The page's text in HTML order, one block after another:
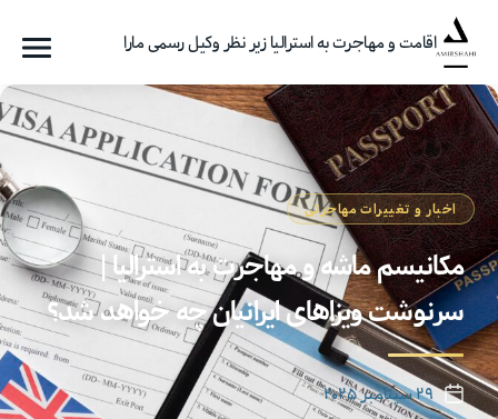
مهاجرتی
امیرشاهی
اقامت و مهاجرت به استرالیا زیر نظر وکیل رسمی مارا
اخبار و تغییرات مهاجرتی
مکانیسم ماشه و مهاجرت به استرالیا |
سرنوشت ویزاهای ایرانیان چه خواهد شد؟
تاریخ۲۹ سپتامبر ۲۰۲۵